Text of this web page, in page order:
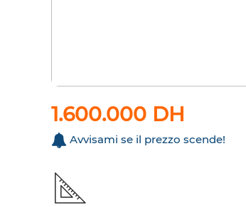
1.600.000 DH
Avvisami se il prezzo scende!